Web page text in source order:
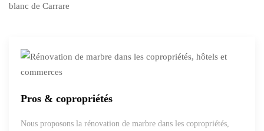
blanc de Carrare
Pros & copropriétés
Nous proposons la rénovation de marbre dans les copropriétés,